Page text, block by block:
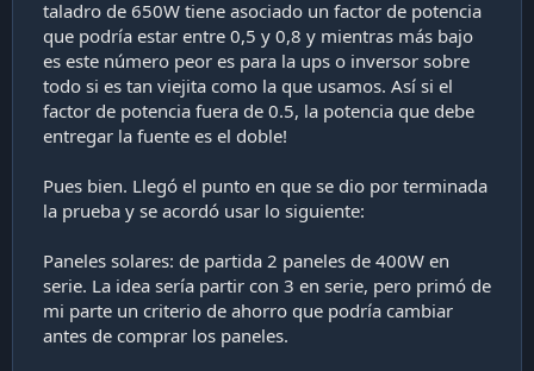
taladro de 650W tiene asociado un factor de potencia
que podría estar entre 0,5 y 0,8 y mientras más bajo
es este número peor es para la ups o inversor sobre
todo si es tan viejita como la que usamos. Así si el
factor de potencia fuera de 0.5, la potencia que debe
entregar la fuente es el doble!
Pues bien. Llegó el punto en que se dio por terminada
la prueba y se acordó usar lo siguiente:
Paneles solares: de partida 2 paneles de 400W en
serie. La idea sería partir con 3 en serie, pero primó de
mi parte un criterio de ahorro que podría cambiar
antes de comprar los paneles.